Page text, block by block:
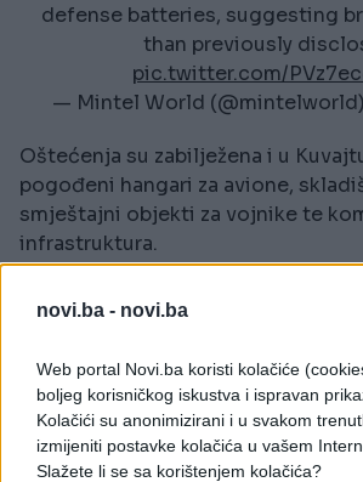
novi.ba - novi.ba
Web portal Novi.ba koristi kolačiće
boljeg korisničkog iskustva i ispravan
Kolačići su anonimizirani i u svakom
izmijeniti postavke kolačića u vašem
Slažete li se sa korištenjem kolačića?
defense batteries, suggesting
than previously
pic.twitter.com/
— Mintel World (@mintelworld)
Oštećenja su zabilježena i u
pogođeni hangari za avione,
smještajni objekti za vojnike te
infrastruktura.
Prema procjeni američkog
ukupni troškovi operacije „Epic
popravak ili zamjenu uništene
Demokratski zastupnici u SAD-u
stvarni troškovi mogli biti i veći.